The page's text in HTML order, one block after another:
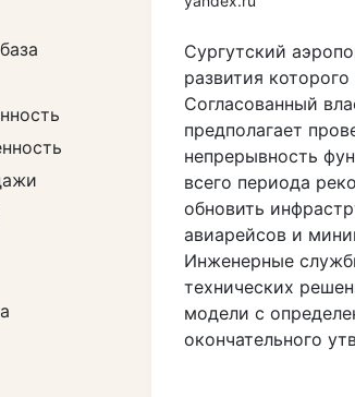
Сургутский
развития
Согласованный
предполагает
непрерывность
всего периода
обновить
авиарейсов и
Инженерные
технических
модели с
окончательного